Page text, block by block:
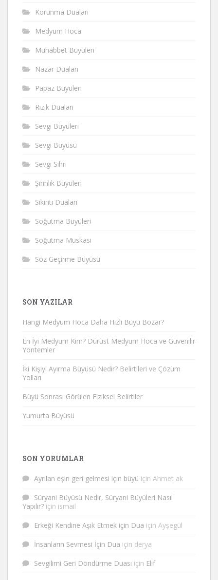
Korunma Duaları
Medyum Hoca
Muhabbet Büyüleri
Nazar Duaları
Papaz Büyüleri
Rızık Duaları
Sevgi Büyüleri
Sevgi Büyüsü
Sevgi Sihri
Şirinlik Büyüleri
Sıkıntı Duaları
Soğutma Büyüleri
Soğutma Muskası
Söz Geçirme Büyüsü
SON YAZILAR
Hangi Medyum Hoca Daha Hızlı Büyü Bozar?
En İyi Medyum Kim? Dürüst Medyum Hoca ve Güvenilir
Yöntemler
İki Kişiyi Ayırma Büyüsü Nedir? Belirtileri ve Çözüm
Yolları
Büyü Sonrası Görülen Fiziksel Belirtiler
Yumurta Büyüsü
SON YORUMLAR
Ayrılan eşin geri gelmesi için büyü için Ahmet ak
Süryani Büyüsü Nedir, Süryani Büyüleri Nasıl
Yapılır? için ismail
Erkeği Kendine Aşık Etmek için Dua için Ayşegül
İnsanların Sevmesi İçin Dua için derya
Sevgilimi Geri Döndürme Duası için Elif